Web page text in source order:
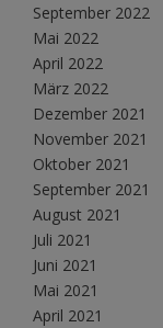
September 2022
Mai 2022
April 2022
März 2022
Dezember 2021
November 2021
Oktober 2021
September 2021
August 2021
Juli 2021
Juni 2021
Mai 2021
April 2021